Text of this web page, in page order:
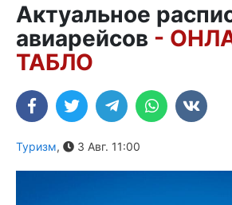
Актуальное
авиарейсов -
ТАБЛО
Туризм, 3 Авг. 11:00